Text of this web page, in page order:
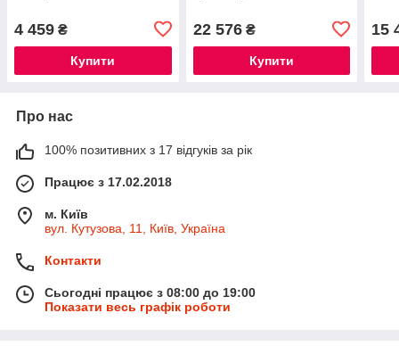
4 459 ₴
Купити
22 576₴
Купити
15
Про нас
100% позитивних з 17 відгуків за рік
Працює з 17.02.2018
м. Київ
вул. Кутузова, 11, Київ, Україна
Контакти
Сьогодні працює з 08:00 до 19:00
Показати весь графік роботи